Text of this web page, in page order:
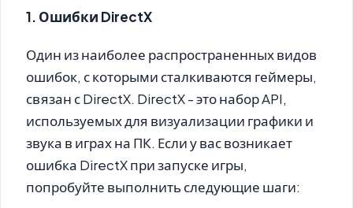
1. Ошибки DirectX
Один из наиболее распространенных видов
ошибок, с которыми сталкиваются геймеры,
связан с DirectX. DirectX - это набор API,
используемых для визуализации графики и
звука в играх на ПК. Если у вас возникает
ошибка DirectX при запуске игры,
попробуйте выполнить следующие шаги: